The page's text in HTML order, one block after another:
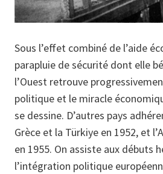
Sous l’effet combiné de l’aide
parapluie de sécurité dont elle
l’Ouest retrouve
politique et le miracle
se dessine. D’autres pays
Grèce et la Türkiye en 1952, et
en 1955. On assiste aux débuts
l’intégration politique